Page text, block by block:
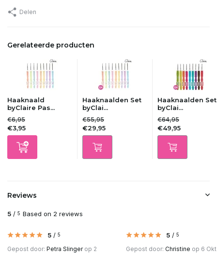
Delen
Gerelateerde producten
Haaknaald
byClaire Pas...
€6,95
€3,95
Haaknaalden Set
byClai...
€55,95
€29,95
Haaknaalden Set
byClai...
€64,95
€49,95
Reviews
5 / 5 Based on 2 reviews
5 / 5
Gepost door: Petra Slingerop 2
5 / 5
Gepost door: Christine op 6